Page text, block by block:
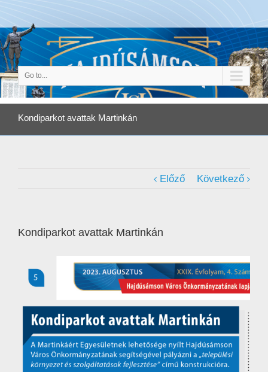
Go to...
Kondiparkot avattak Martinkán
Előző Következő
Kondiparkot avattak Martinkán